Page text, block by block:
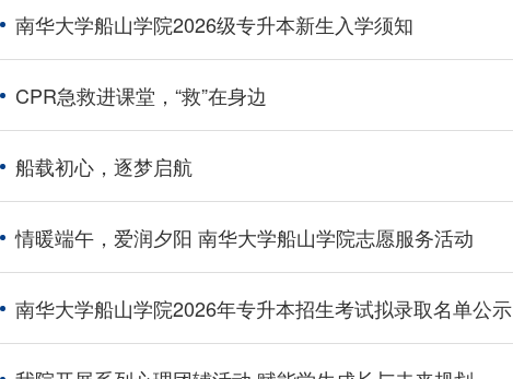
南华大学船山学院2026级专升本新生入学须知
CPR急救进课堂，“救”在身边
船载初心，逐梦启航
情暖端午，爱润夕阳 南华大学船山学院志愿服务活动
南华大学船山学院2026年专升本招生考试拟录取名单公示